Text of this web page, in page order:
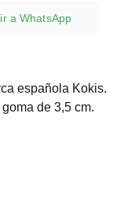
a WhatsApp
española Kokis.
de 3,5 cm.